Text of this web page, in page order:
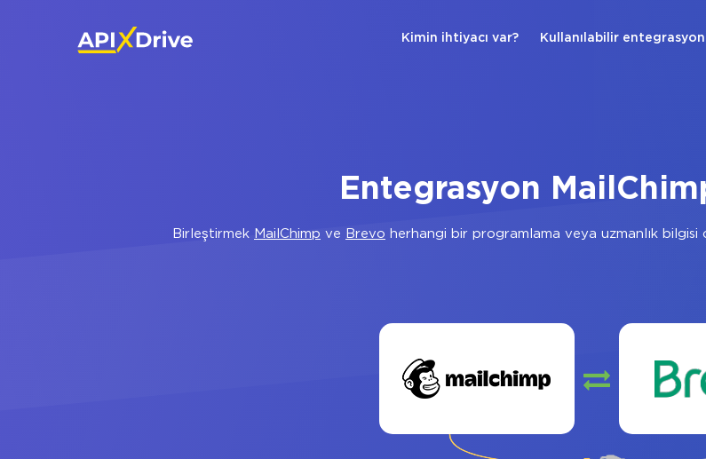
Kimin ihtiyacı var? Kullanılabilir
Entegrasyon
Birleştirmek MailChimp ve Brevo herhangi bir programlama veya uzmanlık